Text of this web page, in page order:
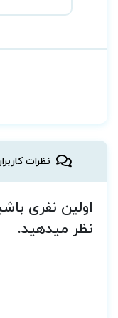
نظرات
اولین نفری
نظر میدهید.